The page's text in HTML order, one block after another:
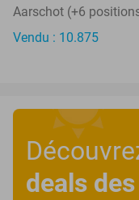
Aarschot (+6
Vendu : 10.875
deals